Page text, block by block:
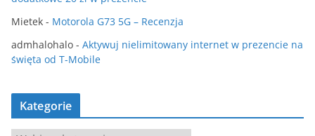
Mietek - Motorola G73 5G – Recenzja
admhalohalo - Aktywuj nielimitowany internet w prezencie na
święta od T-Mobile
Kategorie